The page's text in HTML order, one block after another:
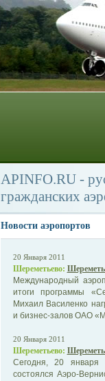
APINFO.RU -
гражданских
Новости аэропортов
20 Января 2011
Шереметьево:
Международный
итоги программы
Михаил Василенко
и бизнес-залов ОАО
20 Января 2011
Шереметьево:
Сегодня, 20 января
состоялся Аэро-